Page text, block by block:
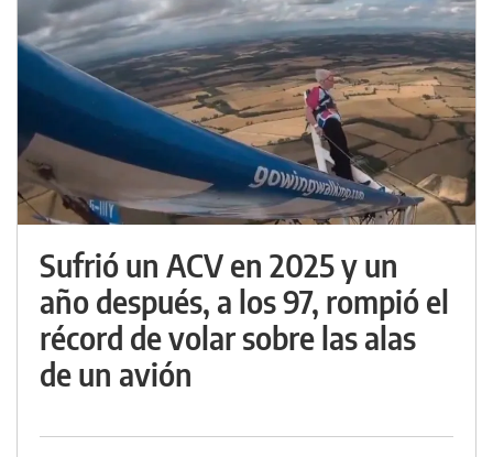
Sufrió un ACV en 2025 y un
año después, a los 97, rompió el
récord de volar sobre las alas
de un avión